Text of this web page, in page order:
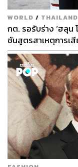
WORLD / THAILAND
กต. รอรับร่าง ‘ฮลุน
ชันสูตรสาเหตุการเ